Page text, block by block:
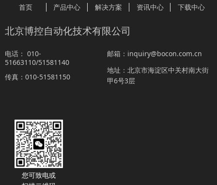
首页 产品中心 解决方案 资讯中心 下载中心
您可致电或
北京博控自动化技术有限公司
电话： 010-
51663110/51581140
传真： 010-51581150
邮箱： inquiry@bocon.com.cn
地址： 北京市海淀区中关村南大街
甲6号3层